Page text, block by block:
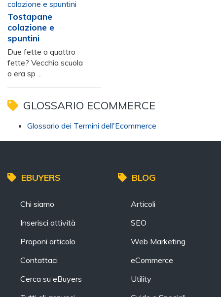
Tostapane
colazione e
spuntini
Due fette o quattro
fette? Vecchia scuola
o era sp ...
GLOSSARIO ECOMMERCE
Glossario dei Termini dell'Ecommerce
EBUYERS
Chi siamo
Inserisci attività
Proponi articolo
Contattaci
Cerca su eBuyers
BLOG
Articoli
SEO
Web Marketing
eCommerce
Utility